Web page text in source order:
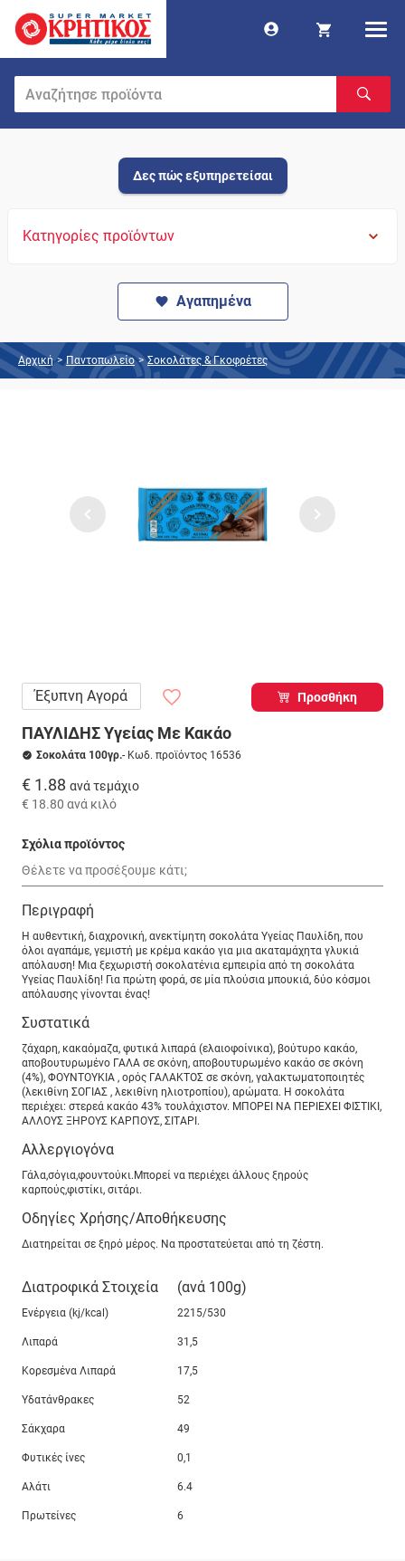
Δες πώς εξυπηρετείσαι
Κατηγορίες προϊόντων
Αγαπημένα
Αρχική > Παντοπωλείο > Σοκολάτες & Γκοφρέτες
Έξυπνη Αγορά Προσθήκη
ΠΑΥΛΙΔΗΣ Υγείας Με Κακάο
Σοκολάτα 100γρ.- Κωδ. προϊόντος 16536
€ 1.88 ανά τεμάχιο
€ 18.80 ανά κιλό
Σχόλια προϊόντος
Περιγραφή
Η αυθεντική, διαχρονική, ανεκτίμητη σοκολάτα Υγείας Παυλίδη, που
όλοι αγαπάμε, γεμιστή με κρέμα κακάο για μια ακαταμάχητα γλυκιά
απόλαυση! Μια ξεχωριστή σοκολατένια εμπειρία από τη σοκολάτα
Υγείας Παυλίδη! Για πρώτη φορά, σε μία πλούσια μπουκιά, δύο κόσμοι
απόλαυσης γίνονται ένας!
Συστατικά
ζάχαρη, κακαόμαζα, φυτικά λιπαρά (ελαιοφοίνικα), βούτυρο κακάο,
αποβουτυρωμένο ΓΑΛΑ σε σκόνη, αποβουτυρωμένο κακάο σε σκόνη
(4%), ΦΟΥΝΤΟΥΚΙΑ , ορός ΓΑΛΑΚΤΟΣ σε σκόνη, γαλακτωματοποιητές
(λεκιθίνη ΣΟΓΙΑΣ , λεκιθίνη ηλιοτροπίου), αρώματα. Η σοκολάτα
περιέχει: στερεά κακάο 43% τουλάχιστον. ΜΠΟΡΕΙ ΝΑ ΠΕΡΙΕΧΕΙ ΦΙΣΤΙΚΙ,
ΑΛΛΟΥΣ ΞΗΡΟΥΣ ΚΑΡΠΟΥΣ, ΣΙΤΑΡΙ.
Αλλεργιογόνα
Γάλα,σόγια,φουντούκι.Μπορεί να περιέχει άλλους ξηρούς
καρπούς,φιστίκι, σιτάρι.
Οδηγίες Χρήσης/Αποθήκευσης
Διατηρείται σε ξηρό μέρος. Να προστατεύεται από τη ζέστη.
Διατροφικά Στοιχεία (ανά 100g)
Ενέργεια (kj/kcal) 2215/530
Λιπαρά 31,5
Κορεσμένα Λιπαρά 17,5
Υδατάνθρακες 52
Σάκχαρα 49
Φυτικές ίνες 0,1
Αλάτι 6.4
Πρωτείνες 6